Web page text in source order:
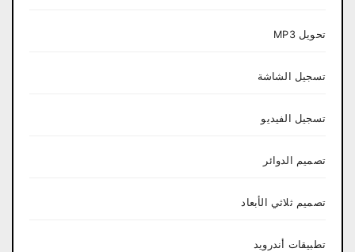
تحويل MP3
تسجيل الشاشة
تسجيل الفيديو
تصميم الدوائر
تصميم ثلاثي الأبعاد
تطبيقات أندرويد